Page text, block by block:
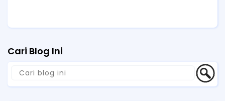
Cari Blog Ini